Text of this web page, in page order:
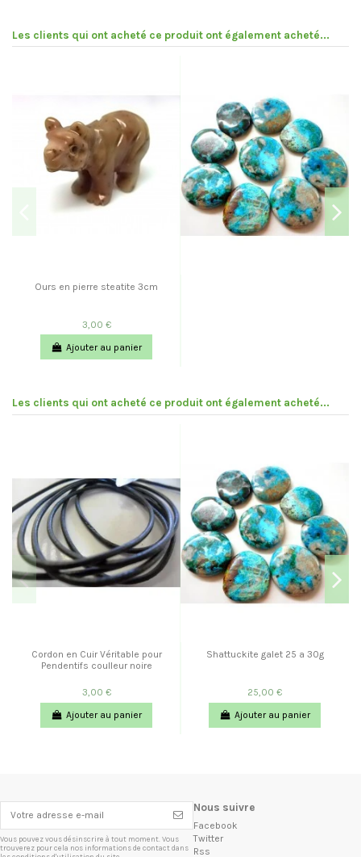
Les clients qui ont acheté ce produit ont également acheté...
Ours en pierre steatite 3cm
3,00 €
Ajouter au panier
Les clients qui ont acheté ce produit ont également acheté...
Cordon en Cuir Véritable pour
Pendentifs coulleur noire
3,00 €
Ajouter au panier
Shattuckite galet 25 a 30g
25,00 €
Ajouter au panier
Vous pouvez vous désinscrire à tout moment. Vous
trouverez pour cela nos informations de contact dans
Nous suivre
Facebook
Twitter
Rss